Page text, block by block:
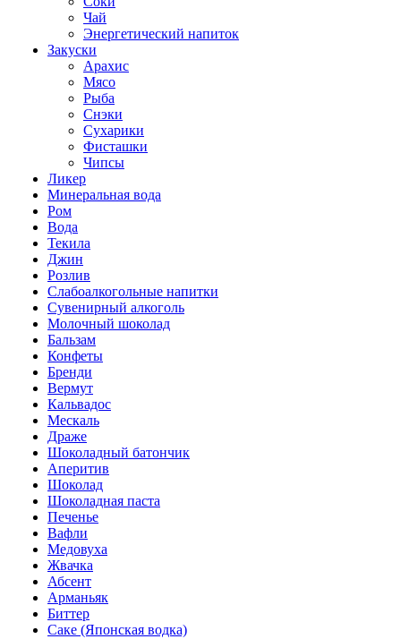
Чай
Энергетический напиток
Закуски
Арахис
Мясо
Рыба
Снэки
Сухарики
Фисташки
Чипсы
Ликер
Минеральная вода
Ром
Вода
Текила
Джин
Розлив
Слабоалкогольные напитки
Сувенирный алкоголь
Молочный шоколад
Бальзам
Конфеты
Бренди
Вермут
Кальвадос
Мескаль
Драже
Шоколадный батончик
Аперитив
Шоколад
Шоколадная паста
Печенье
Вафли
Медовуха
Жвачка
Абсент
Арманьяк
Биттер
Саке (Японская водка)